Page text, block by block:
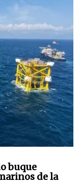
buque
de la